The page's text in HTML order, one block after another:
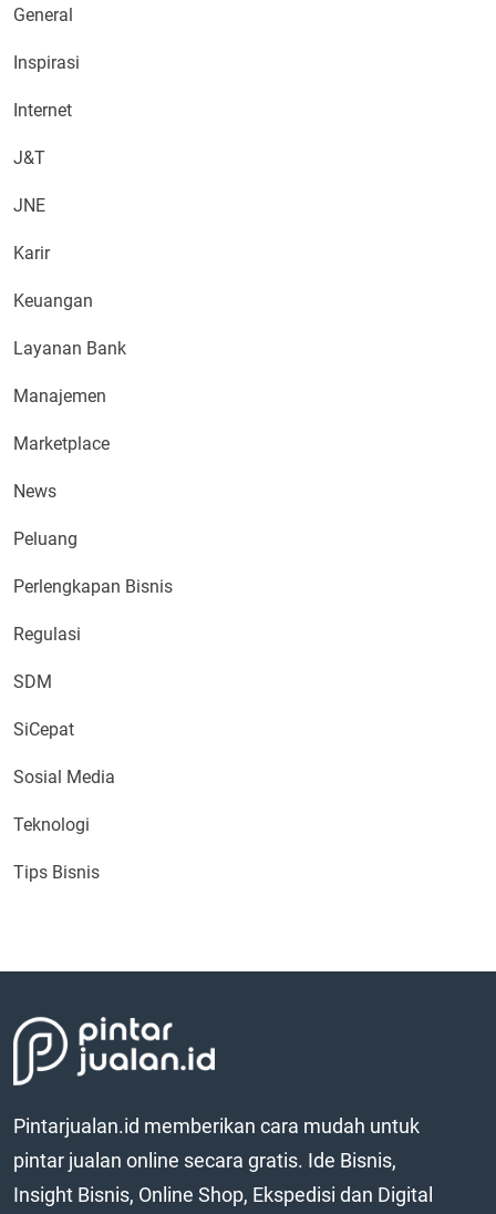
General
Inspirasi
Internet
J&T
JNE
Karir
Keuangan
Layanan Bank
Manajemen
Marketplace
News
Peluang
Perlengkapan Bisnis
Regulasi
SDM
SiCepat
Sosial Media
Teknologi
Tips Bisnis
Pintarjualan.id memberikan cara mudah untuk
pintar jualan online secara gratis. Ide Bisnis,
Insight Bisnis, Online Shop, Ekspedisi dan Digital